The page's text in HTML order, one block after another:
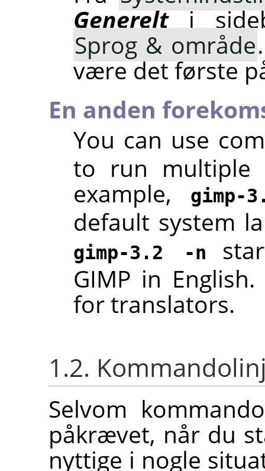
Generelti
Sprog & område
være det første
En anden
You can use
to run multiple
example,
gimp-
default system
gimp-3.2 -n
GIMP in
for translators.
1.2.
Selvom
påkrævet, når du
nyttige i nogle